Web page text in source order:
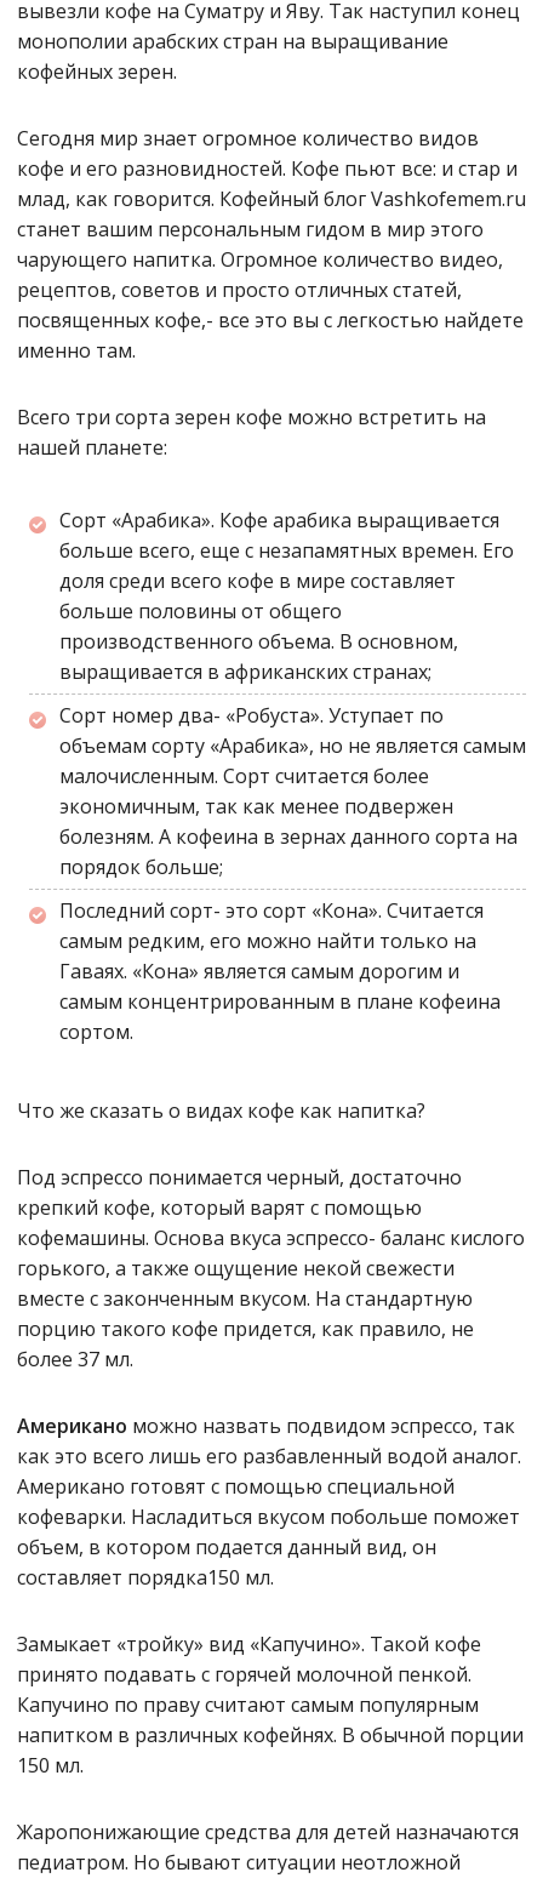
вывезли кофе на Суматру и Яву. Так наступил конец
монополии арабских стран на выращивание
кофейных зерен.
Сегодня мир знает огромное количество видов
кофе и его разновидностей. Кофе пьют все: и стар и
млад, как говорится. Кофейный блог Vashkofemem.ru
станет вашим персональным гидом в мир этого
чарующего напитка. Огромное количество видео,
рецептов, советов и просто отличных статей,
посвященных кофе,- все это вы с легкостью найдете
именно там.
Всего три сорта зерен кофе можно встретить на
нашей планете:
Сорт «Арабика». Кофе арабика выращивается
больше всего, еще с незапамятных времен. Его
доля среди всего кофе в мире составляет
больше половины от общего
производственного объема. В основном,
выращивается в африканских странах;
Сорт номер два- «Робуста». Уступает по
объемам сорту «Арабика», но не является самым
малочисленным. Сорт считается более
экономичным, так как менее подвержен
болезням. А кофеина в зернах данного сорта на
порядок больше;
Последний сорт- это сорт «Кона». Считается
самым редким, его можно найти только на
Гаваях. «Кона» является самым дорогим и
самым концентрированным в плане кофеина
сортом.
Что же сказать о видах кофе как напитка?
Под эспрессо понимается черный, достаточно
крепкий кофе, который варят с помощью
кофемашины. Основа вкуса эспрессо- баланс кислого
горького, а также ощущение некой свежести
вместе с законченным вкусом. На стандартную
порцию такого кофе придется, как правило, не
более 37 мл.
Американо можно назвать подвидом эспрессо, так
как это всего лишь его разбавленный водой аналог.
Американо готовят с помощью специальной
кофеварки. Насладиться вкусом побольше поможет
объем, в котором подается данный вид, он
составляет порядка150 мл.
Замыкает «тройку» вид «Капучино». Такой кофе
принято подавать с горячей молочной пенкой.
Капучино по праву считают самым популярным
напитком в различных кофейнях. В обычной порции
150 мл.
Жаропонижающие средства для детей назначаются
педиатром. Но бывают ситуации неотложной